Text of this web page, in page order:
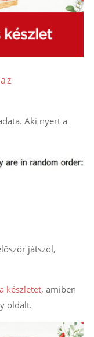
Aki nyert a
játszol,
készletet, amiben
oldalt.